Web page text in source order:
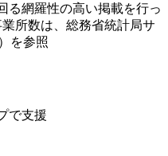
る網羅性の高い掲載を行っ
所数は、総務省統計局サ
）を参照
で支援